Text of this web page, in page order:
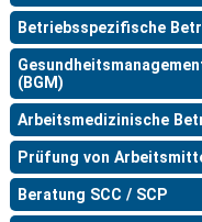
Betriebsspezifische
(BGM)
Arbeitsmedizinische
Prüfung von
Beratung SCC / SCP